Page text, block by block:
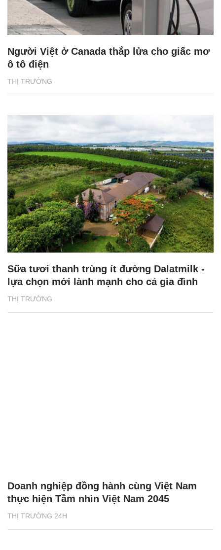
THỊ TRƯỜNG
Người Việt ở Canada thắp lửa cho giấc mơ
ô tô điện
THỊ TRƯỜNG
Sữa tươi thanh trùng ít đường Dalatmilk -
lựa chọn mới lành mạnh cho cả gia đình
THỊ TRƯỜNG 24H
Doanh nghiệp đồng hành cùng Việt Nam
thực hiện Tầm nhìn Việt Nam 2045